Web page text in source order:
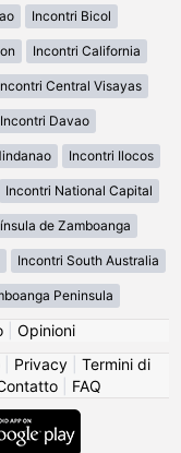
Incontri Bicol
Incontri California
Central Visayas
Incontri Davao
Incontri Ilocos
Incontri National Capital
de Zamboanga
Incontri South Australia
Peninsula
| Opinioni
| Privacy| Termini di
| FAQ